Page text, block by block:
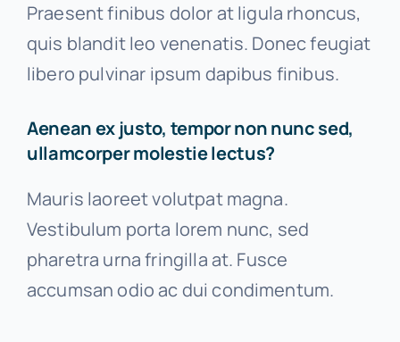
Praesent finibus dolor at ligula rhoncus,
quis blandit leo venenatis. Donec feugiat
libero pulvinar ipsum dapibus finibus.
Aenean ex justo, tempor non nunc sed,
ullamcorper molestie lectus?
Mauris laoreet volutpat magna.
Vestibulum porta lorem nunc, sed
pharetra urna fringilla at. Fusce
accumsan odio ac dui condimentum.